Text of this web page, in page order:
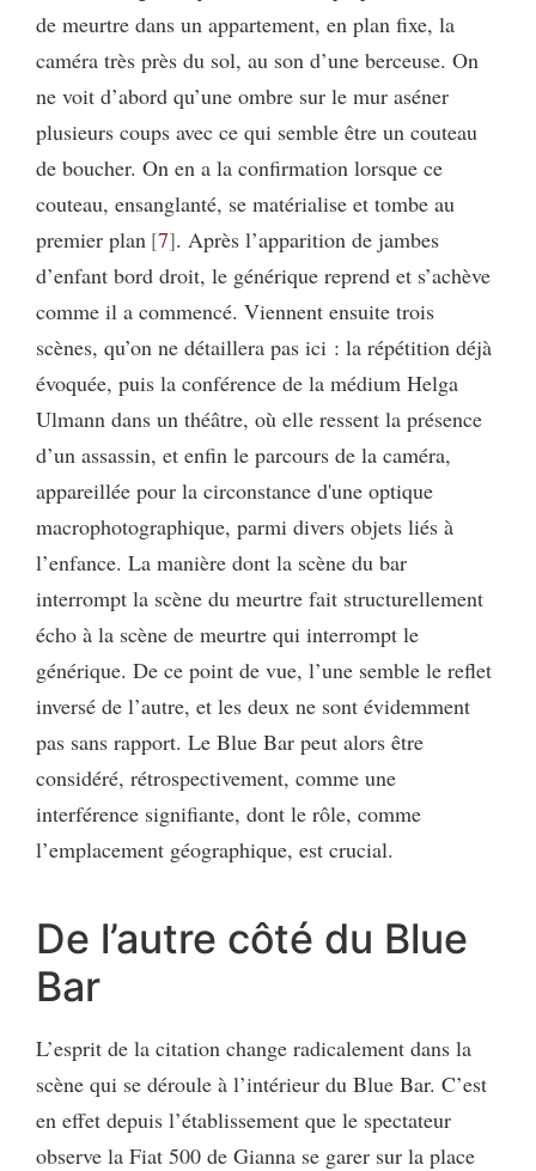
de meurtre dans un appartement, en plan fixe, la
caméra très près du sol, au son d’une berceuse. On
ne voit d’abord qu’une ombre sur le mur aséner
plusieurs coups avec ce qui semble être un couteau
de boucher. On en a la confirmation lorsque ce
couteau, ensanglanté, se matérialise et tombe au
premier plan 7 . Après l’apparition de jambes
d’enfant bord droit, le générique reprend et s’achève
comme il a commencé. Viennent ensuite trois
scènes, qu’on ne détaillera pas ici : la répétition déjà
évoquée, puis la conférence de la médium Helga
Ulmann dans un théâtre, où elle ressent la présence
d’un assassin, et enfin le parcours de la caméra,
appareillée pour la circonstance d'une optique
macrophotographique, parmi divers objets liés à
l’enfance. La manière dont la scène du bar
interrompt la scène du meurtre fait structurellement
écho à la scène de meurtre qui interrompt le
générique. De ce point de vue, l’une semble le reflet
inversé de l’autre, et les deux ne sont évidemment
pas sans rapport. Le Blue Bar peut alors être
considéré, rétrospectivement, comme une
interférence signifiante, dont le rôle, comme
l’emplacement géographique, est crucial.
De l’autre côté du Blue
Bar
L’esprit de la citation change radicalement dans la
scène qui se déroule à l’intérieur du Blue Bar. C’est
en effet depuis l’établissement que le spectateur
observe la Fiat 500 de Gianna se garer sur la place